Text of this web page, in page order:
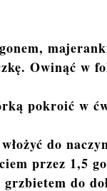
Owinąć w
pokroić w
do
przez 1,5
do